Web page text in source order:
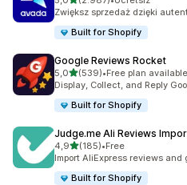
toplam 2987 değerlendirme
Zwiększ sprzedaż dzięki
Built for Shopify
Google Reviews Rocket
5,05 yıldız üzerinden
(539)
toplam 539 değerlendirme
•Free plan available
Display, Collect, and Reply
Built for Shopify
Judge.me Ali Reviews
4,95 yıldız üzerinden
(185)
toplam 185 değerlendirme
•Free
Import AliExpress reviews and
Built for Shopify